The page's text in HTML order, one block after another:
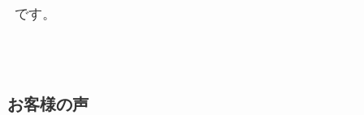
です。
お客様の声